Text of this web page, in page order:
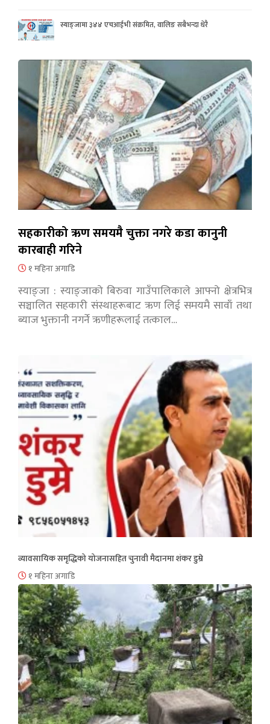
स्याङ्जामा ३४४ एचआईभी संक्रमित, वालिङ सबैभन्दा धेरै
सहकारीको ऋण समयमै चुक्ता नगरे कडा कानुनी
कारबाही गरिने
१ महिना अगाडि
स्याङ्जा : स्याङ्जाको बिरुवा गाउँपालिकाले आफ्नो क्षेत्रभित्र
सञ्चालित सहकारी संस्थाहरूबाट ऋण लिई समयमै सावाँ तथा
ब्याज भुक्तानी नगर्ने ऋणीहरूलाई तत्काल…
व्यावसायिक समृद्धिको योजनासहित चुनावी मैदानमा शंकर डुम्रे
१ महिना अगाडि